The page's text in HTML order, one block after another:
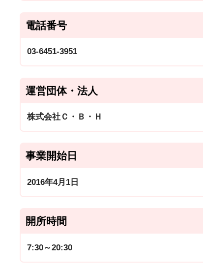
電話番号
03-6451-3951
運営団体・法人
株式会社Ｃ・Ｂ・Ｈ
事業開始日
2016年4月1日
開所時間
7:30～20:30